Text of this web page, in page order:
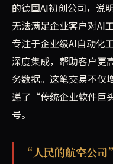
的德国AI初创公司，说
无法满足企业客户对AI
专注于企业级AI自动化
深度集成，帮助客户更
务数据。这笔交易不仅
递了“传统企业软件巨
号。
“人民的航空公